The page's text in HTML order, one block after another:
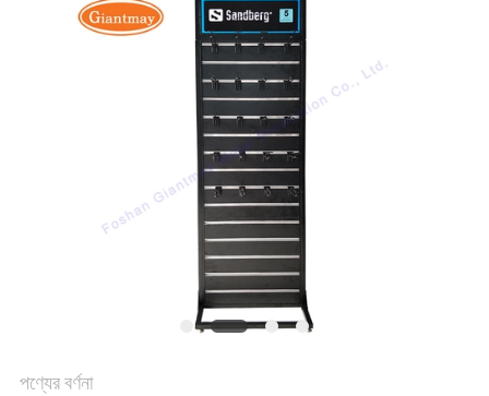
পণ্যের বর্ণনা